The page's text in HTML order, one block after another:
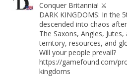
Conquer Britannia! ⚔️
DARK KINGDOMS: In the
descended into chaos
The Saxons, Angles,
territory, resources, and
Will your people prevail?
https://gamefound.com/
kingdoms